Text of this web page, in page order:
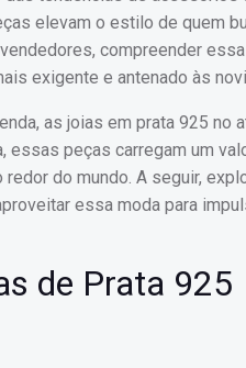
elevam o estilo de quem
compreender
exigente e antenado às
as joias em prata 925 no
peças carregam um
do mundo. A seguir,
essa moda para
de Prata 925